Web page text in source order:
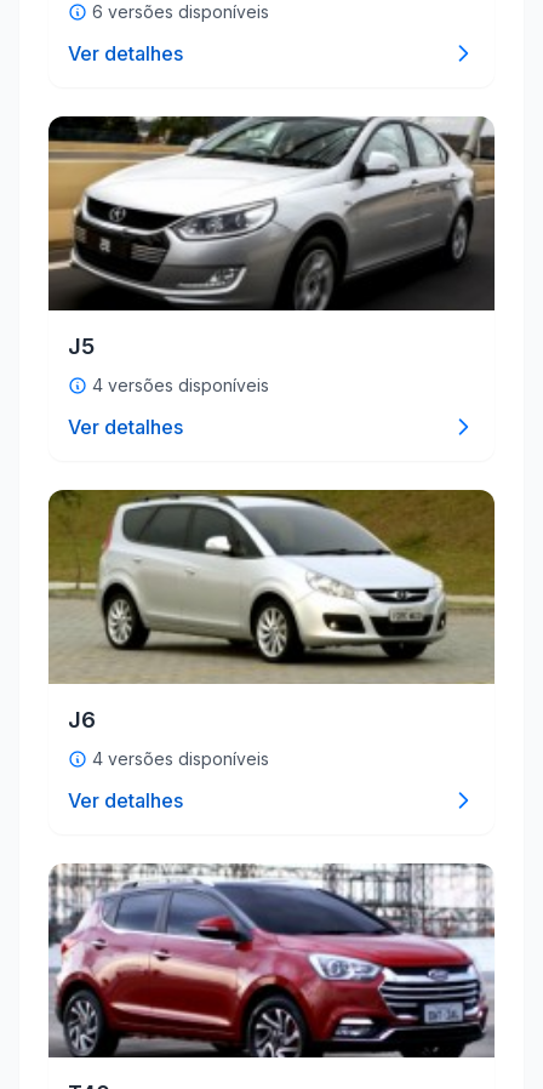
6 versões disponíveis
Ver detalhes
J5
4 versões disponíveis
Ver detalhes
J6
4 versões disponíveis
Ver detalhes